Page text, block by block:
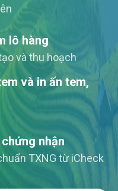
lô hàng
và thu hoạch
và in ấn tem,
nhận
TXNG từ iCheck